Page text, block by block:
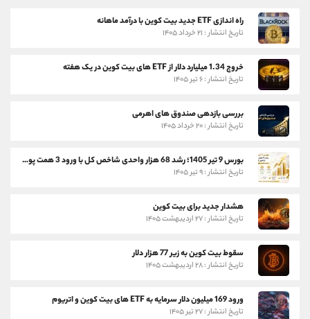
راه اندازی ETF جدید بیت کوین با درآمد ماهانه
تاریخ انتشار : ۲۱ خرداد ۱۴۰۵
خروج 1.34 میلیارد دلار از ETF های بیت کوین در یک هفته
تاریخ انتشار : ۶ تیر ۱۴۰۵
بررسی بازدهی صندوق های اهرمی
تاریخ انتشار : ۲۰ خرداد ۱۴۰۵
بورس 9 تیر 1405؛ رشد 68 هزار واحدی شاخص کل با ورود 3 همت پول حقیقی
تاریخ انتشار : ۹ تیر ۱۴۰۵
هشدار جدید برای بیت کوین
تاریخ انتشار : ۲۷ اردیبهشت ۱۴۰۵
سقوط بیت کوین به زیر 77 هزار دلار
تاریخ انتشار : ۲۸ اردیبهشت ۱۴۰۵
ورود 169 میلیون دلار سرمایه به ETF های بیت کوین و اتریوم
تاریخ انتشار : ۲۷ تیر ۱۴۰۵